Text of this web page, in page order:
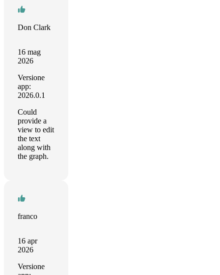
Don Clark
16 mag
2026
Versione
app:
2026.0.1
Could
provide a
view to edit
the text
along with
the graph.
franco
16 apr
2026
Versione